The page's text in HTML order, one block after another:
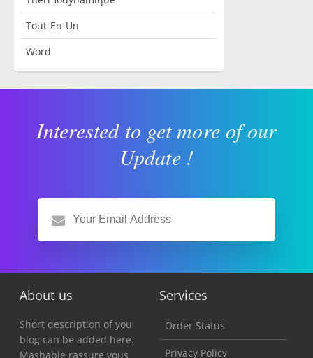
Tout-En-Un
Word
Interested to get more of our
Update !
About us
Short description of you
blog can be added here.
Mashable rassure vous
Services
Order Status
Privacy Policy